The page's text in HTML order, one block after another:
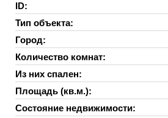
ID:
Тип объекта:
Город:
Количество комнат:
Из них спален:
Площадь (кв.м.):
Состояние недвижимости: